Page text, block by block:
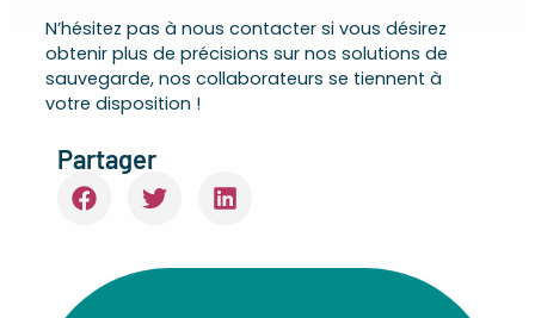
N’hésitez pas à nous contacter si vous désirez
obtenir plus de précisions sur nos solutions de
sauvegarde, nos collaborateurs se tiennent à
votre disposition !
Partager